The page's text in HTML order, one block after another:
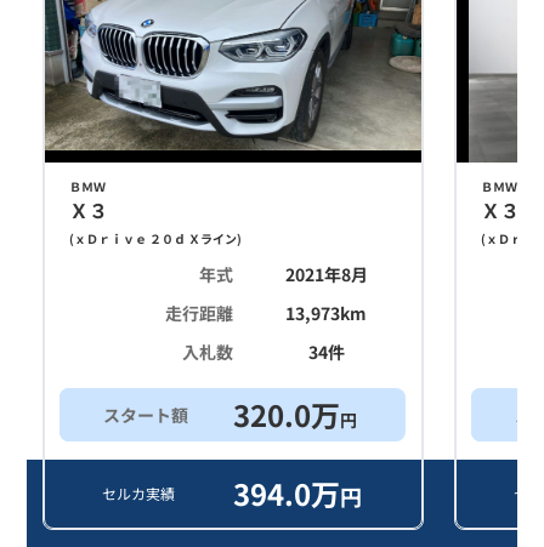
ＢＭＷ
Ｘ３
( ｘＤｒｉｖｅ ２０ｄ Ｘライン)
年式
2021年8月
走行距離
13,973km
入札数
34件
スタート額 320.0万円
セルカ実績 394.0万円
ＢＭＷ
Ｘ３
( ｘＤｒｉ
セ